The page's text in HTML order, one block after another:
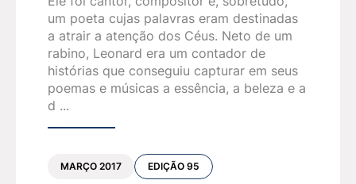
um poeta cujas palavras eram destinadas
a atrair a atenção dos Céus. Neto de um
rabino, Leonard era um contador de
histórias que conseguiu capturar em seus
poemas e músicas a essência, a beleza e a
d ...
MARÇO 2017 EDIÇÃO 95